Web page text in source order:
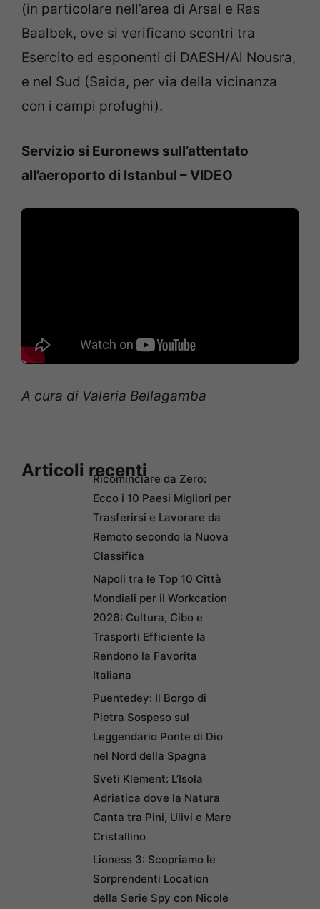
(in particolare nell’area di Arsal e Ras
Baalbek, ove si verificano scontri tra
Esercito ed esponenti di DAESH/Al Nousra,
e nel Sud (Saida, per via della vicinanza
con i campi profughi).
Servizio si Euronews sull’attentato
all’aeroporto di Istanbul – VIDEO
A cura di Valeria Bellagamba
Articoli recentiRicominciare da Zero:
Ecco i 10 Paesi Migliori per
Trasferirsi e Lavorare da
Remoto secondo la Nuova
Classifica
Napoli tra le Top 10 Città
Mondiali per il Workcation
2026: Cultura, Cibo e
Trasporti Efficiente la
Rendono la Favorita
Italiana
Puentedey: Il Borgo di
Pietra Sospeso sul
Leggendario Ponte di Dio
nel Nord della Spagna
Sveti Klement: L’Isola
Adriatica dove la Natura
Canta tra Pini, Ulivi e Mare
Cristallino
Lioness 3: Scopriamo le
Sorprendenti Location
della Serie Spy con Nicole